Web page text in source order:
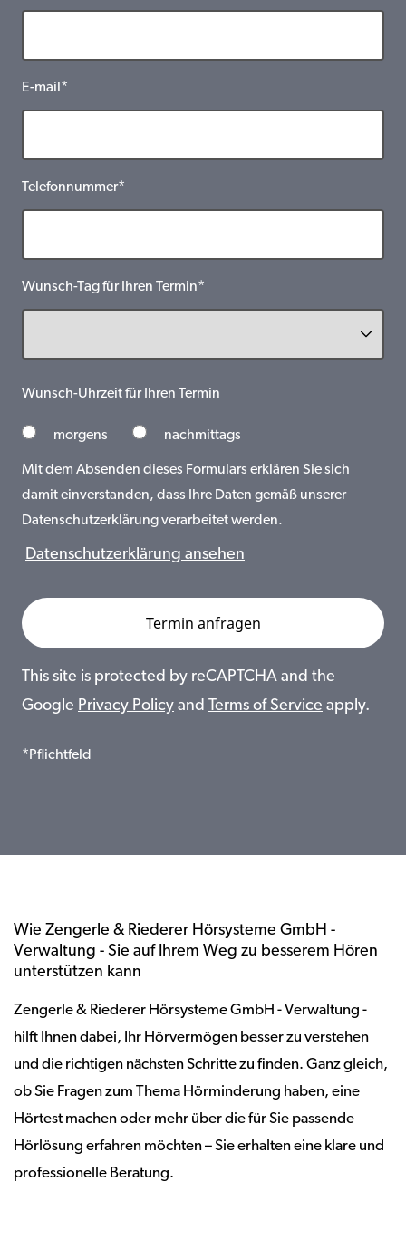
E-mail*
Telefonnummer*
Wunsch-Tag für Ihren Termin*
Wunsch-Uhrzeit für Ihren Termin
morgens nachmittags
Mit dem Absenden dieses Formulars erklären Sie sich
damit einverstanden, dass Ihre Daten gemäß unserer
Datenschutzerklärung verarbeitet werden.
Datenschutzerklärung ansehen
This site is protected by reCAPTCHA and the
Google Privacy Policy and Terms of Service apply.
*Pflichtfeld
Wie Zengerle & Riederer Hörsysteme GmbH -
Verwaltung - Sie auf Ihrem Weg zu besserem Hören
unterstützen kann
Zengerle & Riederer Hörsysteme GmbH - Verwaltung -
hilft Ihnen dabei, Ihr Hörvermögen besser zu verstehen
und die richtigen nächsten Schritte zu finden. Ganz gleich,
ob Sie Fragen zum Thema Hörminderung haben, eine
Hörtest machen oder mehr über die für Sie passende
Hörlösung erfahren möchten – Sie erhalten eine klare und
professionelle Beratung.